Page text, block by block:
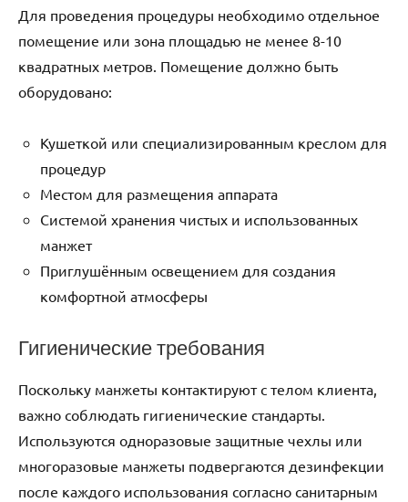
Для проведения процедуры необходимо отдельное
помещение или зона площадью не менее 8-10
квадратных метров. Помещение должно быть
оборудовано:
Кушеткой или специализированным креслом для
процедур
Местом для размещения аппарата
Системой хранения чистых и использованных
манжет
Приглушённым освещением для создания
комфортной атмосферы
Гигиенические требования
Поскольку манжеты контактируют с телом клиента,
важно соблюдать гигиенические стандарты.
Используются одноразовые защитные чехлы или
многоразовые манжеты подвергаются дезинфекции
после каждого использования согласно санитарным